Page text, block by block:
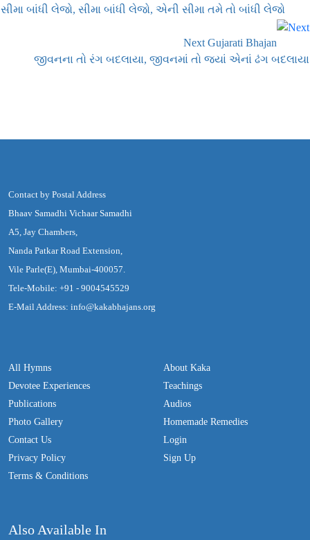
સીમા બાંધી લેજો, સીમા બાંધી લેજો, એની સીમા તમે તો બાંધી લેજો
Next Gujarati Bhajan
જીવનના તો રંગ બદલાયા, જીવનમાં તો જ્યાં એનાં ઢંગ બદલાયા
Contact by Postal Address
Bhaav Samadhi Vichaar Samadhi
A5, Jay Chambers,
Nanda Patkar Road Extension,
Vile Parle(E), Mumbai-400057.
Tele-Mobile: +91 - 9004545529
E-Mail Address: info@kakabhajans.org
All Hymns
Devotee Experiences
Publications
Photo Gallery
Contact Us
Privacy Policy
Terms & Conditions
About Kaka
Teachings
Audios
Homemade Remedies
Login
Sign Up
Also Available In